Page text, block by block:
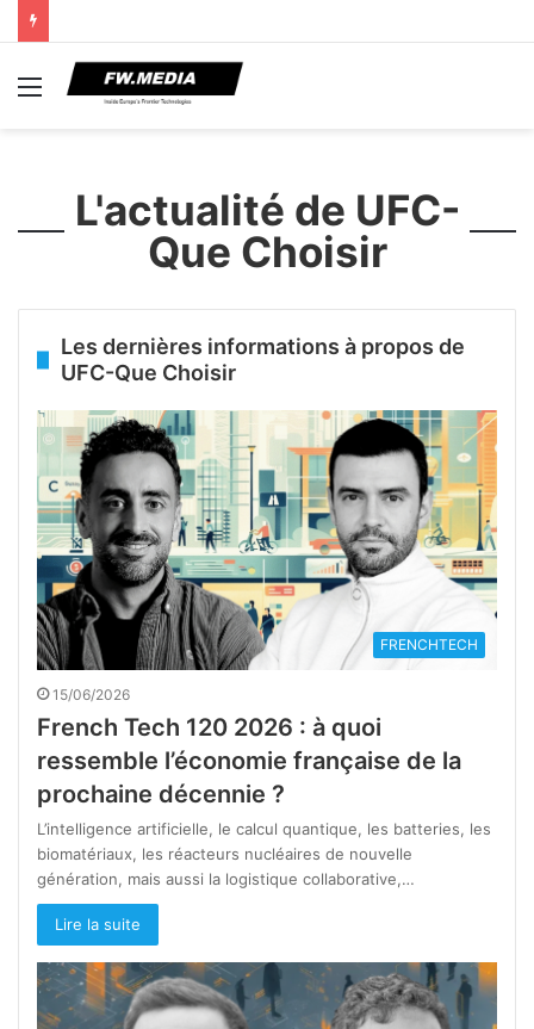
Menu
L'actualité de UFC-
Que Choisir
Les dernières informations à propos de
UFC-Que Choisir
FRENCHTECH
15/06/2026
French Tech 120 2026 : à quoi
ressemble l’économie française de la
prochaine décennie ?
L’intelligence artificielle, le calcul quantique, les batteries, les
biomatériaux, les réacteurs nucléaires de nouvelle
génération, mais aussi la logistique collaborative,…
Lire la suite